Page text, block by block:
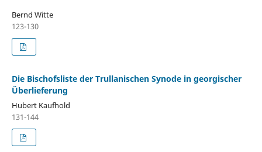
Bernd Witte
123-130
Die Bischofsliste der Trullanischen Synode in georgischer
Überlieferung
Hubert Kaufhold
131-144